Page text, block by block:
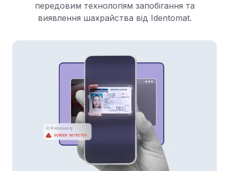
передовим технологіям запобігання та
виявлення шахрайства від Identomat.